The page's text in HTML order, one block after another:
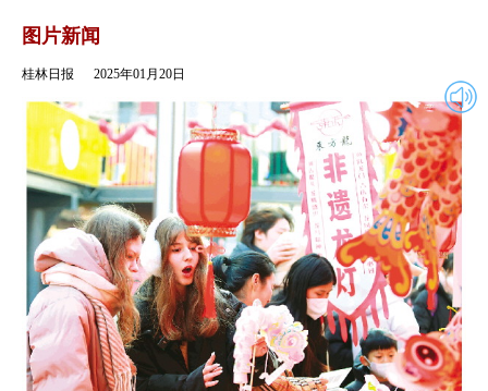
图片新闻
桂林日报 2025年01月20日